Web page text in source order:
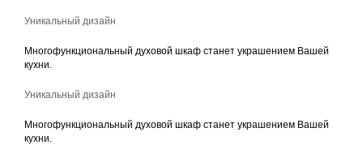
Уникальный дизайн
Многофункциональный духовой шкаф станет украшением Вашей
кухни.
Уникальный дизайн
Многофункциональный духовой шкаф станет украшением Вашей
кухни.